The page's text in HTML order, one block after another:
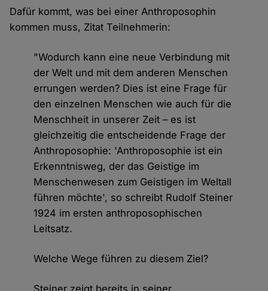
Dafür kommt, was bei einer Anthroposophin
kommen muss, Zitat Teilnehmerin:
"Wodurch kann eine neue Verbindung mit
der Welt und mit dem anderen Menschen
errungen werden? Dies ist eine Frage für
den einzelnen Menschen wie auch für die
Menschheit in unserer Zeit – es ist
gleichzeitig die entscheidende Frage der
Anthroposophie: 'Anthroposophie ist ein
Erkenntnisweg, der das Geistige im
Menschenwesen zum Geistigen im Weltall
führen möchte', so schreibt Rudolf Steiner
1924 im ersten anthroposophischen
Leitsatz.
Welche Wege führen zu diesem Ziel?